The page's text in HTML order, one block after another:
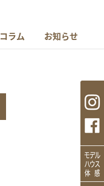
コラム お知らせ